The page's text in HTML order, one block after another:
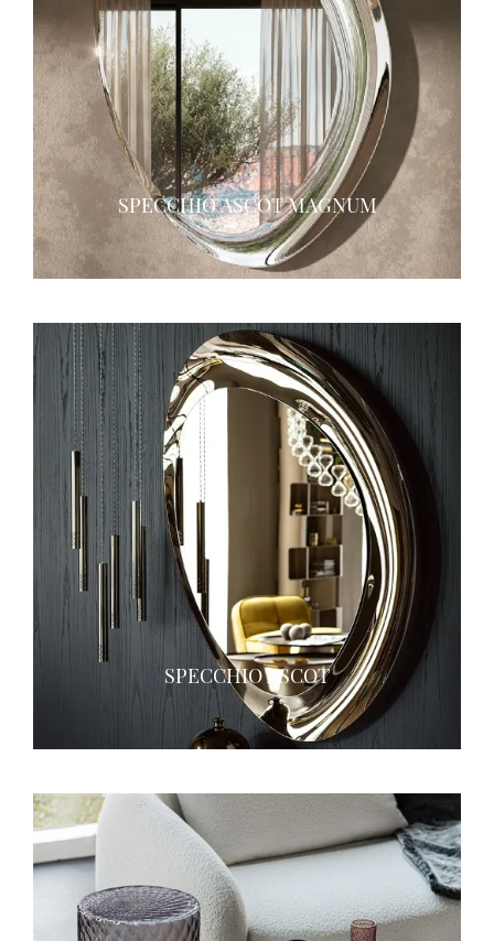
SPECCHIO ASCOT MAGNUM
SPECCHIO ASCOT